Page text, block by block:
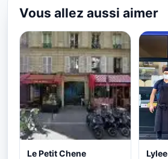
Vous allez aussi aimer
Le Petit Chene Lylee